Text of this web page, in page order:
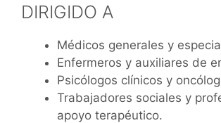
DIRIGIDO A
Médicos generales y
Enfermeros y auxiliares de
Psicólogos clínicos y
Trabajadores sociales y
apoyo terapéutico.